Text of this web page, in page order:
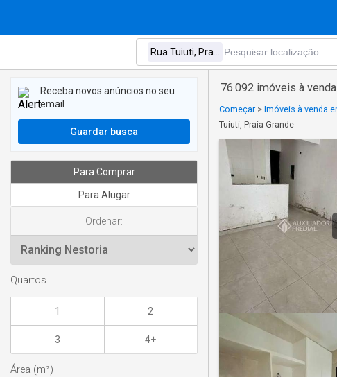
76.092 imóveis à
Começar > Imóveis à venda
Tuiuti, Praia Grande
Receba novos anúncios no seu
email
Guardar busca
Para Comprar
Para Alugar
Ordenar:
Quartos
1 2
3 4+
Área (m²)